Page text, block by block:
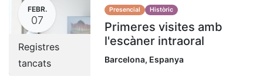
FEBR.
07
Registres
tancats
Presencial Històric
Primeres visites amb
l'escàner intraoral
Barcelona, Espanya